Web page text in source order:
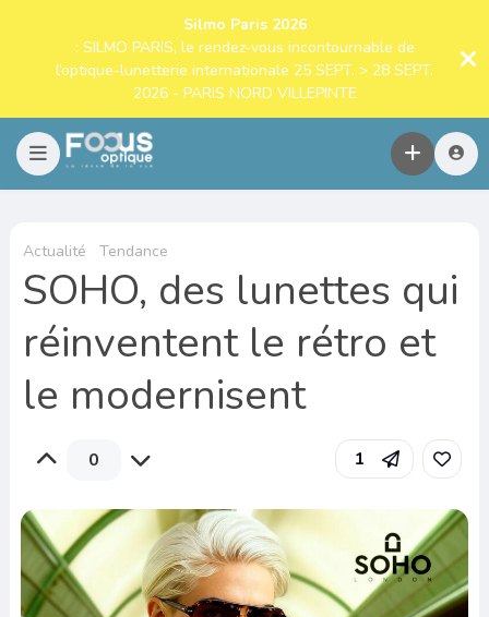
Silmo Paris 2026
: SILMO PARIS, le rendez-vous incontournable de
l’optique-lunetterie internationale 25 SEPT. > 28 SEPT.
2026 - PARIS NORD VILLEPINTE
Actualité Tendance
SOHO, des lunettes qui
réinventent le rétro et
le modernisent
0 1